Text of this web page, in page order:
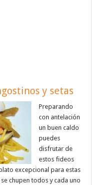
y setas
Preparando
con antelación
un buen caldo
puedes
disfrutar de
estos fideos
excepcional para estas
chupen todos y cada uno